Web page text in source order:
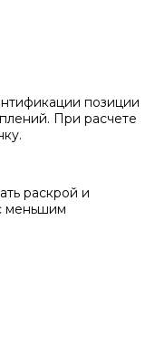
позиции
При расчете
раскрой и
меньшим